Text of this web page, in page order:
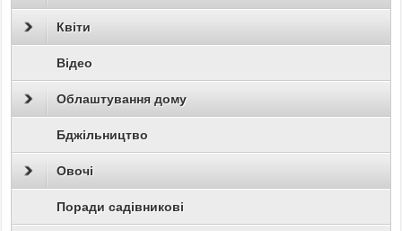
Квіти
Відео
Облаштування дому
Бджільництво
Овочі
Поради садівникові